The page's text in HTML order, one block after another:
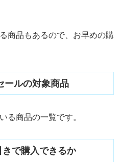
商品もあるので、お早めの購
ールの対象商品
る商品の一覧です。
で購入できるか